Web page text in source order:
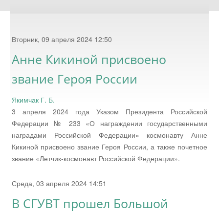
Вторник, 09 апреля 2024 12:50
Анне Кикиной присвоено
звание Героя России
Якимчак Г. Б.
3 апреля 2024 года Указом Президента Российской
Федерации № 233 «О награждении государственными
наградами Российской Федерации» космонавту Анне
Кикиной присвоено звание Героя России, а также почетное
звание «Летчик-космонавт Российской Федерации».
Среда, 03 апреля 2024 14:51
В СГУВТ прошел Большой